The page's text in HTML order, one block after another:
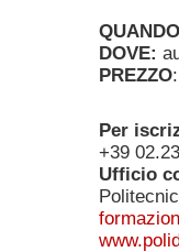
QUANDO
DOVE:
PREZZO
Per
+39
Ufficio